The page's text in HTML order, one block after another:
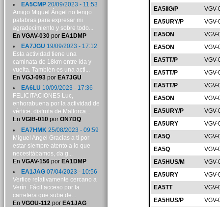
EA5IIG/P
VGV-
EA5URY/P
VGV-
EA5ON
VGV-
EA5ON
VGV-
EA5TT/P
VGV-
EA5TT/P
VGV-
EA5TT/P
VGV-
EA5ON
VGV-
EA5URY/P
VGV-
EA5URY
VGV-
EA5Q
VGV-
EA5Q
VGV-
EA5HUS/M
VGV-
EA5URY
VGV-
EA5TT
VGV-
EA5HUS/P
VGV-
EA5CMP20/09/2023 - 11:53
Amigo Miguel Ángel no tengo
palabras para expresar mi
agradecimiento y sobre todo...
En VGAV-030por EA1DMP
EA7JGU 19/09/2023 - 17:12
Esta actividad tiene una
caminata de 18km entre ida y
vuelta. También es una acti...
En VGJ-093por EA7JGU
EA6LU 10/09/2023 - 17:36
FELICITACIONES Luc,
enhorabuena por la actividad de
vértice, disfruta de Mallorca...
En VGIB-010por ON7DQ
EA7HMK 25/08/2023 - 09:59
Miguel Angel Gracias a ti por
estar siempre atento a lo que
necesitábamos, da g...
En VGAV-156por EA1DMP
EA1JAG07/04/2023 - 10:56
Vertice relativamente cercano a
Verín. Fácil acceso por la
carretera que sube de...
En VGOU-112por EA1JAG